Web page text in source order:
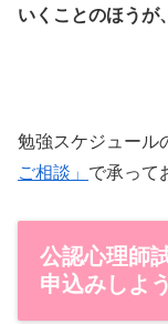
いくことのほうが
勉強スケジュール
ご相談」 で承って
公認心理師
申込みしよ